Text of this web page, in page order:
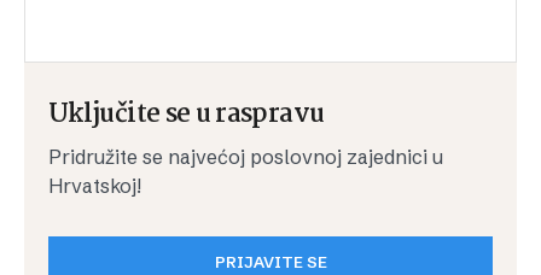
Uključite se u raspravu
Pridružite se najvećoj poslovnoj zajednici u
Hrvatskoj!
PRIJAVITE SE